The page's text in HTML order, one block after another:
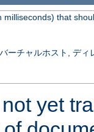
milliseconds) that
ーチャルホスト, ディ
yet